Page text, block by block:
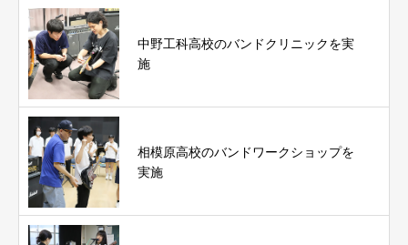
中野工科高校のバンドクリニックを実
施
相模原高校のバンドワークショップを
実施